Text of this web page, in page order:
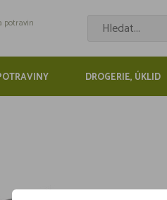
potravin
DROGERIE, ÚKLID